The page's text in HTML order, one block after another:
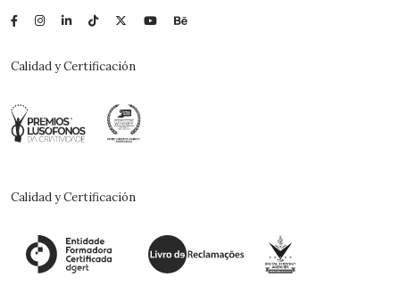
Calidad y Certificación
Calidad y Certificación